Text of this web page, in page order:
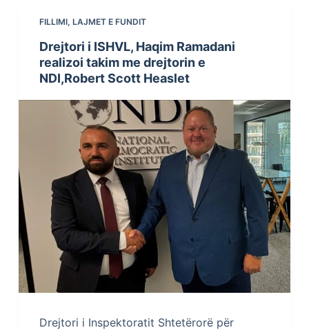
FILLIMI, LAJMET E FUNDIT
Drejtori i ISHVL, Haqim Ramadani
realizoi takim me drejtorin e
NDI,Robert Scott Heaslet
Drejtori i Inspektoratit Shtetërorë për